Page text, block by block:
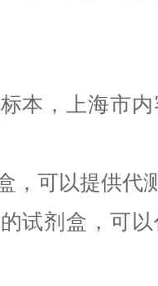
本，上海市
，可以提供代
试剂盒，可